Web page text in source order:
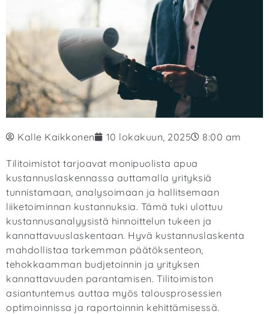
Kalle Kaikkonen 10 lokakuun, 2025 8:00 am
Tilitoimistot tarjoavat monipuolista apua
kustannuslaskennassa auttamalla yrityksiä
tunnistamaan, analysoimaan ja hallitsemaan
liiketoiminnan kustannuksia. Tämä tuki ulottuu
kustannusanalyysistä hinnoittelun tukeen ja
kannattavuuslaskentaan. Hyvä kustannuslaskenta
mahdollistaa tarkemman päätöksenteon,
tehokkaamman budjetoinnin ja yrityksen
kannattavuuden parantamisen. Tilitoimiston
asiantuntemus auttaa myös talousprosessien
optimoinnissa ja raportoinnin kehittämisessä.